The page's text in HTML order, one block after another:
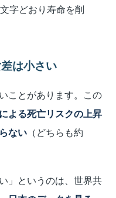
字どおり寿命を削
は小さい
ことがあります。この
よる死亡リスクの上昇
ない （どちらも約
」というのは、世界共